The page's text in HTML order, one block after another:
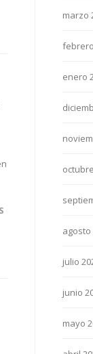
marzo
enero
agosto
julio
junio
mayo